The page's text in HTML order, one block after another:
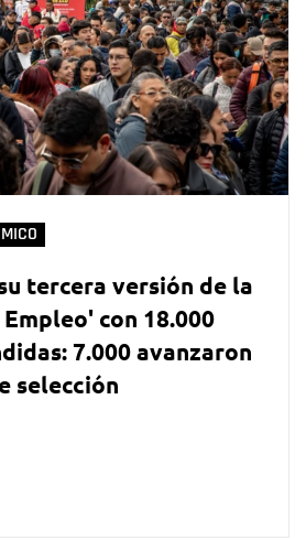
tercera versión de la
con 18.000
7.000 avanzaron
selección